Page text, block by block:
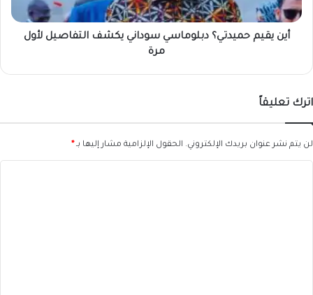
لأول
مرة
أين يقيم حميدتي؟ دبلوماسي سوداني يكشف التفاصيل لأول
مرة
اترك تعليقاً
لن يتم نشر عنوان بريدك الإلكتروني. الحقول الإلزامية مشار إليها بـ *